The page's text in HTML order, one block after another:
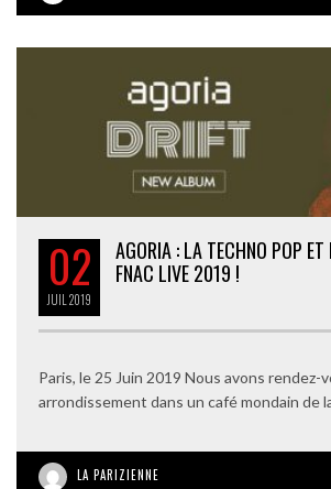
02
JUIL2019
AGORIA : LA TECHNO POP
FNAC LIVE 2019 !
Paris, le 25 Juin 2019 Nous avons rendez-
arrondissement dans un café mondain de
LA PARIZIENNE